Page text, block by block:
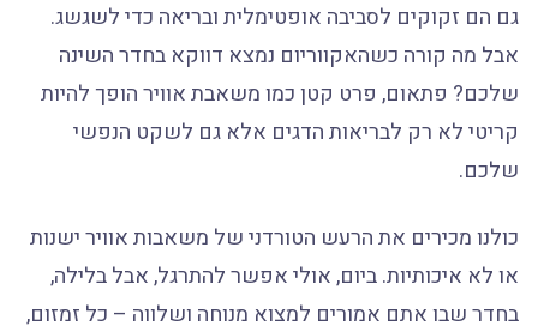
גם הם זקוקים לסביבה אופטימלית ובריאה כדי לשגשג.
אבל מה קורה כשהאקווריום נמצא דווקא בחדר השינה
שלכם? פתאום, פרט קטן כמו משאבת אוויר הופך להיות
קריטי לא רק לבריאות הדגים אלא גם לשקט הנפשי
שלכם.
כולנו מכירים את הרעש הטורדני של משאבות אוויר ישנות
או לא איכותיות. ביום, אולי אפשר להתרגל, אבל בלילה,
בחדר שבו אתם אמורים למצוא מנוחה ושלווה – כל זמזום,